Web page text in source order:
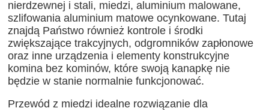
nierdzewnej i stali, miedzi, aluminium malowane,
szlifowania aluminium matowe ocynkowane. Tutaj
znajdą Państwo również kontrole i środki
zwiększające trakcyjnych, odgromników zapłonowe
oraz inne urządzenia i elementy konstrukcyjne
komina bez kominów, które swoją kanapkę nie
będzie w stanie normalnie funkcjonować.
Przewód z miedzi idealne rozwiązanie dla